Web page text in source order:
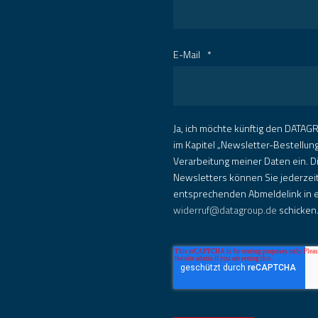
E-Mail *
Ja, ich möchte künftig den
im Kapitel „Newsletter-
Verarbeitung meiner Daten ein.
Newsletters können Sie
entsprechenden Abmeldelink in
widerruf@datagroup.de schicken.